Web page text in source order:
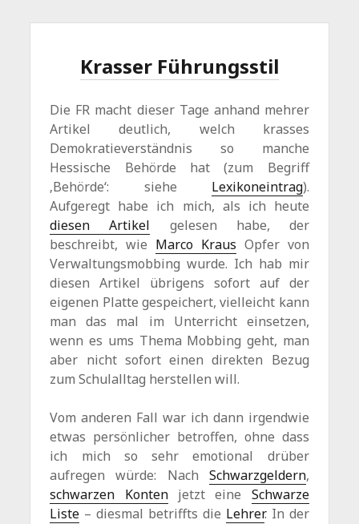
Krasser Führungsstil
Die FR macht dieser Tage anhand mehrer
Artikel deutlich, welch krasses
Demokratieverständnis so manche
Hessische Behörde hat (zum Begriff
‚Behörde‘: siehe Lexikoneintrag).
Aufgeregt habe ich mich, als ich heute
diesen Artikel gelesen habe, der
beschreibt, wie Marco Kraus Opfer von
Verwaltungsmobbing wurde. Ich hab mir
diesen Artikel übrigens sofort auf der
eigenen Platte gespeichert, vielleicht kann
man das mal im Unterricht einsetzen,
wenn es ums Thema Mobbing geht, man
aber nicht sofort einen direkten Bezug
zum Schulalltag herstellen will.
Vom anderen Fall war ich dann irgendwie
etwas persönlicher betroffen, ohne dass
ich mich so sehr emotional drüber
aufregen würde: Nach Schwarzgeldern,
schwarzen Kontenjetzt eine Schwarze
Liste – diesmal betriffts die Lehrer. In der